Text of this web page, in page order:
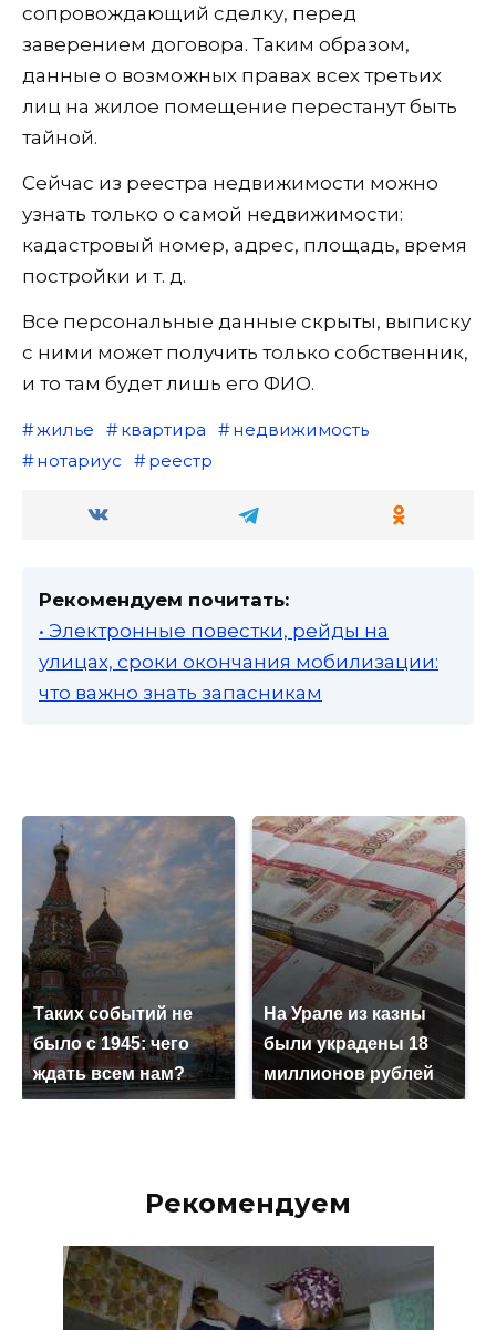
сопровождающий сделку, перед
заверением договора. Таким образом,
данные о возможных правах всех третьих
лиц на жилое помещение перестанут быть
тайной.
Сейчас из реестра недвижимости можно
узнать только о самой недвижимости:
кадастровый номер, адрес, площадь, время
постройки и т. д.
Все персональные данные скрыты, выписку
с ними может получить только собственник,
и то там будет лишь его ФИО.
жилье квартира
недвижимость
нотариус
реестр
Рекомендуем почитать:
• Электронные повестки, рейды на
улицах, сроки окончания мобилизации:
что важно знать запасникам
Таких событий не
было с 1945: чего
ждать всем нам?
На Урале из казны
были украдены 18
миллионов рублей
Рекомендуем